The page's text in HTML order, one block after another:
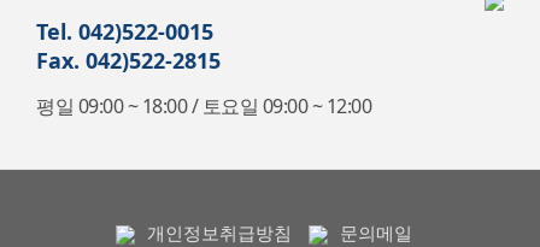
Tel. 042)522-0015
Fax. 042)522-2815
평일 09:00 ~ 18:00 / 토요일 09:00 ~ 12:00
개인정보취급방침
문의메일